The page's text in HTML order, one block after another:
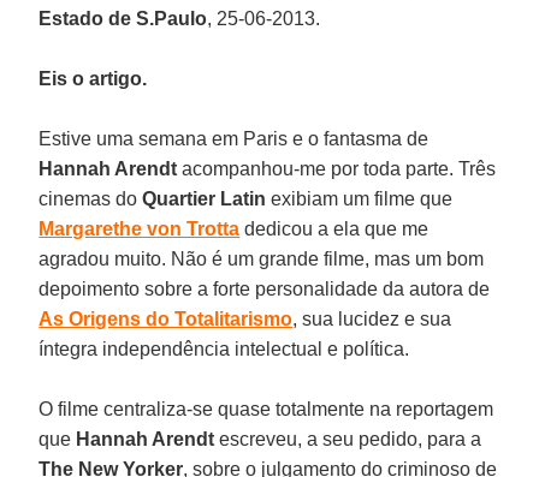
Estado de S.Paulo, 25-06-2013.
Eis o artigo.
Estive uma semana em Paris e o fantasma de
Hannah Arendt acompanhou-me por toda parte. Três
cinemas doQuartier Latin exibiam um filme que
Margarethe von Trotta dedicou a ela que me
agradou muito. Não é um grande filme, mas um bom
depoimento sobre a forte personalidade da autora de
As Origens do Totalitarismo, sua lucidez e sua
íntegra independência intelectual e política.
O filme centraliza-se quase totalmente na reportagem
que Hannah Arendt escreveu, a seu pedido, para a
The New Yorker, sobre o julgamento do criminoso de